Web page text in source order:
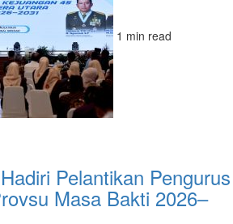
1 min read
Pelantikan Pengurus
Masa Bakti 2026–